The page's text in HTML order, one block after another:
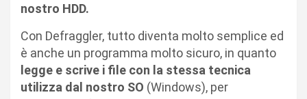
nostro HDD.
Con Defraggler, tutto diventa molto semplice ed
è anche un programma molto sicuro, in quanto
legge e scrive i file con la stessa tecnica
utilizza dal nostro SO (Windows), per